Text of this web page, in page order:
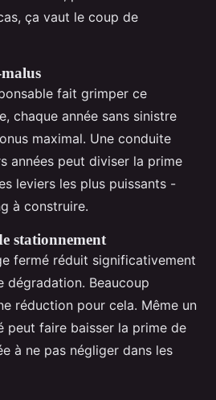
ça vaut le coup de
fait grimper ce
chaque année sans sinistre
maximal. Une conduite
années peut diviser la prime
leviers les plus puissants -
à construire.
stationnement
fermé réduit significativement
dégradation. Beaucoup
réduction pour cela. Même un
peut faire baisser la prime de
à ne pas négliger dans les